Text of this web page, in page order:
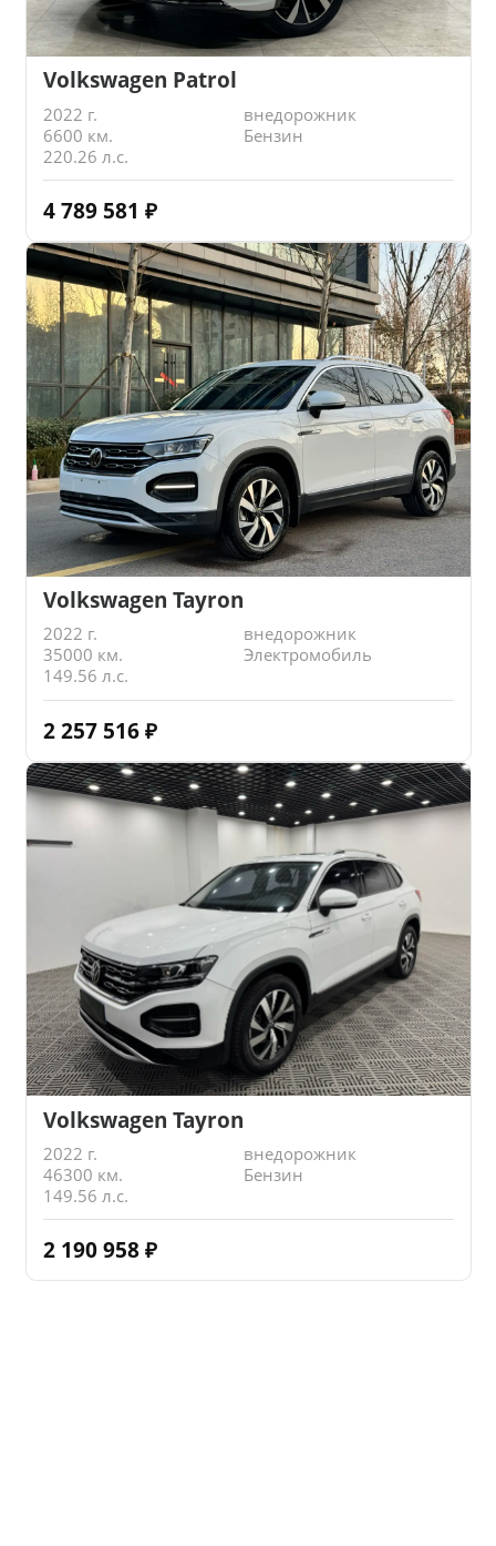
Volkswagen Patrol
2022 г.
внедорожник
6600 км.
Бензин
220.26 л.с.
4 789 581 ₽
Volkswagen Tayron
2022 г.
внедорожник
35000 км.
Электромобиль
149.56 л.с.
2 257 516 ₽
Volkswagen Tayron
2022 г.
внедорожник
46300 км.
Бензин
149.56 л.с.
2 190 958 ₽